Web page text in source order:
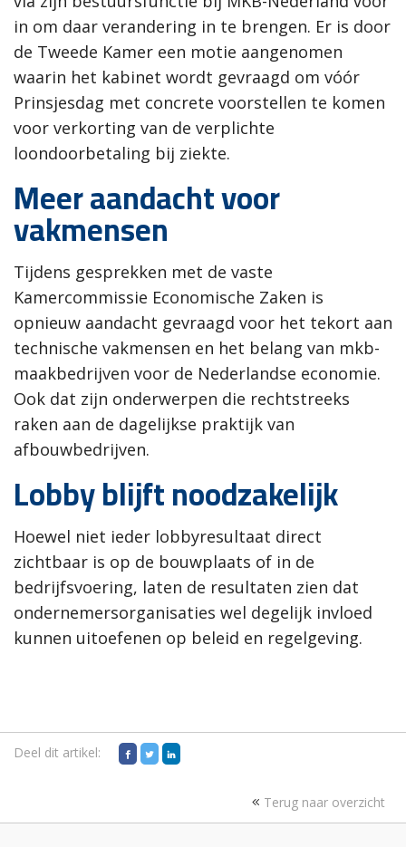
in om daar verandering in te brengen. Er is door
de Tweede Kamer een motie aangenomen
waarin het kabinet wordt gevraagd om vóór
Prinsjesdag met concrete voorstellen te komen
voor verkorting van de verplichte
loondoorbetaling bij ziekte.
Meer aandacht voor
vakmensen
Tijdens gesprekken met de vaste
Kamercommissie Economische Zaken is
opnieuw aandacht gevraagd voor het tekort aan
technische vakmensen en het belang van mkb-
maakbedrijven voor de Nederlandse economie.
Ook dat zijn onderwerpen die rechtstreeks
raken aan de dagelijkse praktijk van
afbouwbedrijven.
Lobby blijft noodzakelijk
Hoewel niet ieder lobbyresultaat direct
zichtbaar is op de bouwplaats of in de
bedrijfsvoering, laten de resultaten zien dat
ondernemersorganisaties wel degelijk invloed
kunnen uitoefenen op beleid en regelgeving.
Deel dit artikel:
Terug naar overzicht